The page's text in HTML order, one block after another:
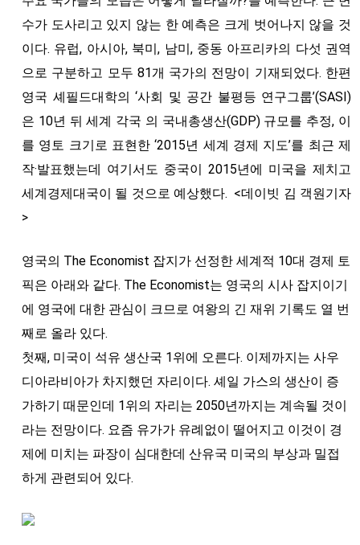
수가 도사리고 있지 않는 한 예측은 크게 벗어나지 않을 것
이다. 유럽, 아시아, 북미, 남미, 중동 아프리카의 다섯 권역
으로 구분하고 모두 81개 국가의 전망이 기재되었다. 한편
영국 셰필드대학의 ‘사회 및 공간 불평등 연구그룹’(SASI)
은 10년 뒤 세계 각국 의 국내총생산(GDP) 규모를 추정, 이
를 영토 크기로 표현한 ‘2015년 세계 경제 지도’를 최근 제
작·발표했는데 여기서도 중국이 2015년에 미국을 제치고
세계경제대국이 될 것으로 예상했다. <데이빗 김 객원기자
>
영국의 The Economist 잡지가 선정한 세계적 10대 경제 토
픽은 아래와 같다. The Economist는 영국의 시사 잡지이기
에 영국에 대한 관심이 크므로 여왕의 긴 재위 기록도 열 번
째로 올라 있다.
첫째, 미국이 석유 생산국 1위에 오른다. 이제까지는 사우
디아라비아가 차지했던 자리이다. 셰일 가스의 생산이 증
가하기 때문인데 1위의 자리는 2050년까지는 계속될 것이
라는 전망이다. 요즘 유가가 유례없이 떨어지고 이것이 경
제에 미치는 파장이 심대한데 산유국 미국의 부상과 밀접
하게 관련되어 있다.